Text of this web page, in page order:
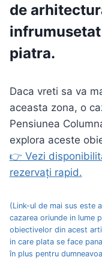
de
piatra.
Daca vreti sa va
aceasta zona, o
Pensiunea
explora aceste
👉 Vezi
rezervați rapid.
(Link-ul de mai sus este
cazarea oriunde in lume
obiectivelor din acest
in care plata se face
în plus pentru